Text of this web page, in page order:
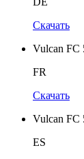
Скачать
Vulcan FC
FR
Скачать
Vulcan FC
ES